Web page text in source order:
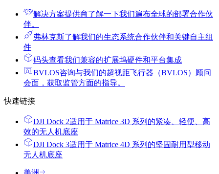
解决方案提供商了解一下我们遍布全球的部署合作伙
伴。
弗林克斯了解我们的生态系统合作伙伴和关键自主组
件
码头查看我们兼容的扩展坞硬件和平台集成
BVLOS咨询与我们的超视距飞行器（BVLOS）顾问
会面，获取监管方面的指导。
快速链接
DJI Dock 2适用于 Matrice 3D 系列的紧凑、轻便、高
效的无人机底座
DJI Dock 3适用于 Matrice 4D 系列的坚固耐用型移动
无人机底座